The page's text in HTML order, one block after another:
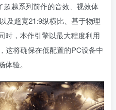
超越系列前作的音效、视效体
及超宽21:9纵横比、基于物理
时，本作引擎以最大程度利用
这将确保在低配置的PC设备中
验。